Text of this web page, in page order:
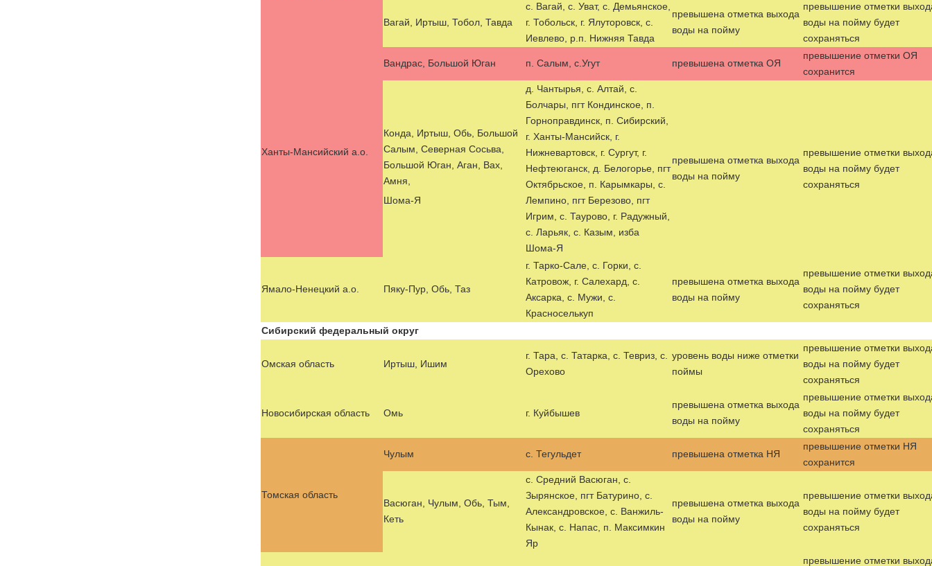
Вагай, Иртыш, Тобол, Тавда
с. Вагай, с. Уват, с. Демьянское,
г. Тобольск, г. Ялуторовск, с.
Иевлево, р.п. Нижняя Тавда
превышена отметка выхода
воды на пойму
превышение отметки
воды на пойму будет
сохраняться
Ханты-Мансийский а.о.
Вандрас, Большой Юган п. Салым, с.Угут превышена отметка ОЯ
превышение отметки ОЯ
сохранится
Конда, Иртыш, Обь, Большой
Салым, Северная Сосьва,
Большой Юган, Аган, Вах,
Амня,
Шома-Я
д. Чантырья, с. Алтай, с.
Болчары, пгт Кондинское, п.
Горноправдинск, п. Сибирский,
г. Ханты-Мансийск, г.
Нижневартовск, г. Сургут, г.
Нефтеюганск, д. Белогорье, пгт
Октябрьское, п. Карымкары, с.
Лемпино, пгт Березово, пгт
Игрим, с. Таурово, г. Радужный,
с. Ларьяк, с. Казым, изба
Шома-Я
превышена отметка выхода
воды на пойму
превышение отметки
воды на пойму будет
сохраняться
Ямало-Ненецкий а.о. Пяку-Пур, Обь, Таз
г. Тарко-Сале, с. Горки, с.
Катровож, г. Салехард, с.
Аксарка, с. Мужи, с.
Красноселькуп
превышена отметка выхода
воды на пойму
превышение отметки
воды на пойму будет
сохраняться
Сибирский федеральный округ
Омская область Иртыш, Ишим
г. Тара, с. Татарка, с. Тевриз, с.
Орехово
уровень воды ниже отметки
поймы
превышение отметки
воды на пойму будет
сохраняться
Новосибирская область Омь г. Куйбышев
превышена отметка выхода
воды на пойму
превышение отметки
воды на пойму будет
сохраняться
Томская область
Чулым с. Тегульдет превышена отметка НЯ
превышение отметки НЯ
сохранится
Васюган, Чулым, Обь, Тым,
Кеть
с. Средний Васюган, с.
Зырянское, пгт Батурино, с.
Александровское, с. Ванжиль-
Кынак, с. Напас, п. Максимкин
Яр
превышена отметка выхода
воды на пойму
превышение отметки
воды на пойму будет
сохраняться
превышение отметки